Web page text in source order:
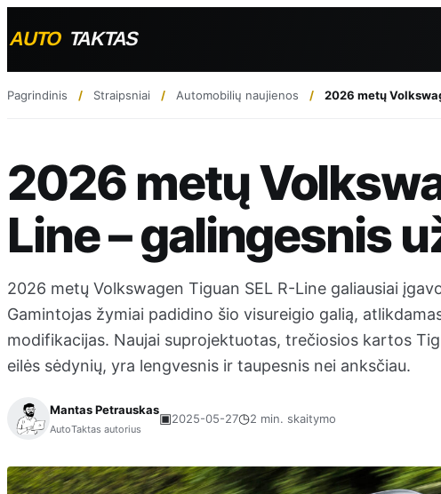
Pagrindinis Straipsniai Automobilių naujienos 2026 metų
2026 metų
Line – galingesnis
2026 metų Volkswagen Tiguan SEL R-Line galiausiai
Gamintojas žymiai padidino šio visureigio galią,
modifikacijas. Naujai suprojektuotas, trečiosios kartos
eilės sėdynių, yra lengvesnis ir taupesnis nei anksčiau.
Mantas Petrauskas
AutoTaktas autorius
▣2025-05-27◷2 min. skaitymo